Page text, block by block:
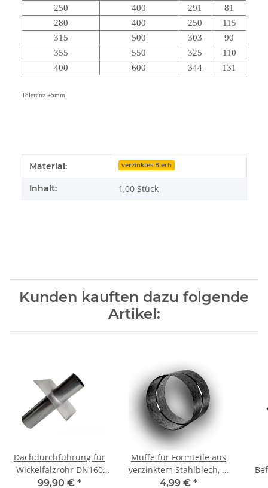
250 400 291
81
280
400 250
115
315
500 303
90
355
550 325
110
400
600 344 131
Toleranz +5mm
Produkteigenschaft
Wert
Material: verzinktes Blech
Inhalt: 1,00 Stück
Kunden kauften dazu folgende
Artikel:
Dachdurchführung für
Wickelfalzrohr DN160
zweiseitig 0°
99,90 € *
Muffe für Formteile aus
verzinktem Stahlblech, Ø
160 mm, Lüftung
4,99 € *